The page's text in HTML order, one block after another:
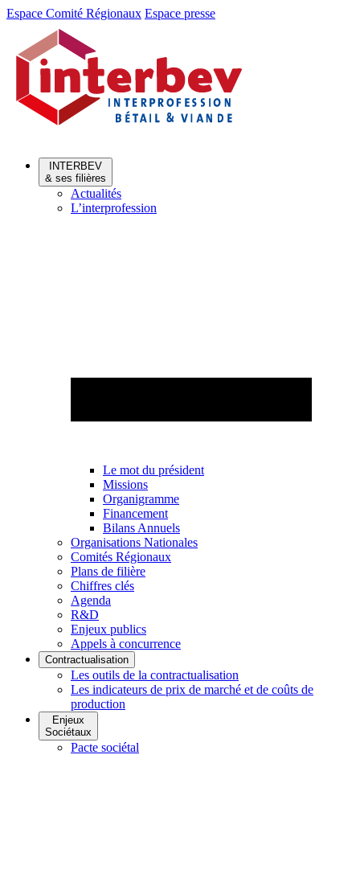
Aller
Aller
contenu
Espace Comité Régionaux Espace presse
INTERBEV
& ses filières
Actualités
L’interprofession
Le mot du président
Missions
Organigramme
Financement
Bilans Annuels
Organisations Nationales
Comités Régionaux
Plans de filière
Chiffres clés
Agenda
R&D
Enjeux publics
Appels à concurrence
Contractualisation
Les outils de la contractualisation
Les indicateurs de prix de marché et de coûts de
production
Enjeux
Sociétaux
Pacte sociétal